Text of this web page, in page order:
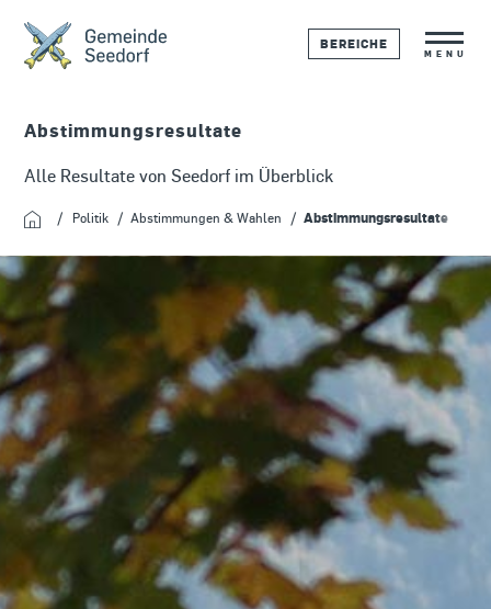
MENU
BEREICHE
Abstimmungsresultate
Alle Resultate von Seedorf im Überblick
Politik Abstimmungen & Wahlen Abstimmungsresultate